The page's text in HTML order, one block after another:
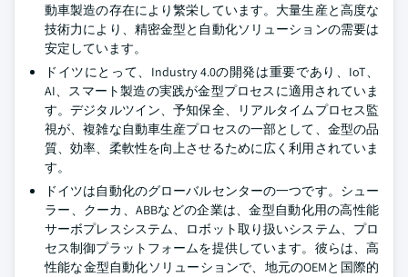
動車製造の存在により繁栄しています。大量生産と高度な
技術力により、精密金型と自動化ソリューションの需要は
安定しています。
ドイツにとって、Industry 4.0の開発は重要であり、IoT、
AI、スマート製造の実践が金型プロセスに適用されていま
す。デジタルツイン、予知保全、リアルタイムプロセス監
視が、複雑な自動車生産プロセスの一部として、金型の品
質、効率、柔軟性を向上させるために広く利用されていま
す。
ドイツは自動化のグローバルセンターの一つです。シュー
ラー、クーカ、ABBなどの企業は、金型自動化用の高性能
サーボプレスシステム、ロボット取り扱いシステム、プロ
セス制御プラットフォームを提供しています。彼らは、高
性能な金型自動化ソリューションで、地元のOEMと国際的